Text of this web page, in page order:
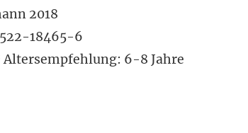
2018
18465-6
Altersempfehlung: 6-8 Jahre